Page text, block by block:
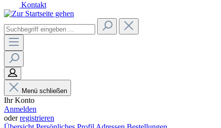
Kontakt
Menü schließen
Ihr Konto
Anmelden
oderregistrieren